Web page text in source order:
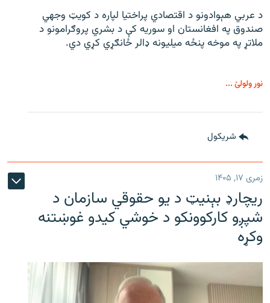
د عربي هېوادونو د اقتصادي پراختیا لپاره د کویټ وجهي
صندوق په افغانستان او سوریه کې د بشري پروګرامونو د
ملاتړ په موخه پنځه میلیونه ډالر ځانګړي کړي دي.
نور ولولئ ...
شريکول
زمری ۱۷, ۱۴۰۵
ریچارډ بېنیټ د یو حقوقي سازمان د
شپږو کارکوونکو د خوشي کیدو غوښتنه
وکړه